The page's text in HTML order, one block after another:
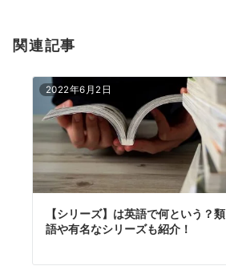
関連記事
2022年6月2日
【シリーズ】は英語で何という？類
語や有名なシリーズも紹介！